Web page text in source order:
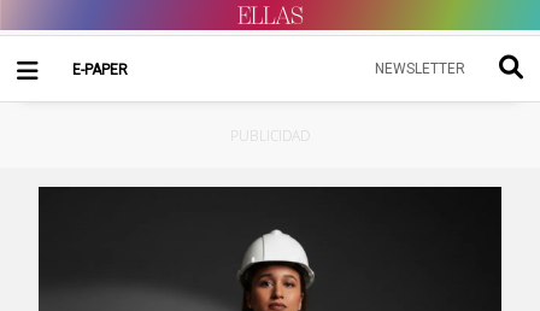
E-PAPER NEWSLETTER
PUBLICIDAD